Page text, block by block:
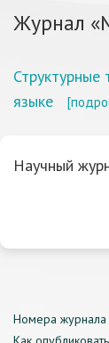
Журнал
Структурные
языке
Научный
Номера журнала